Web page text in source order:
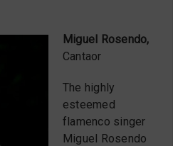
Miguel Rosendo,
Cantaor
The highly
esteemed
flamenco singer
Miguel Rosendo